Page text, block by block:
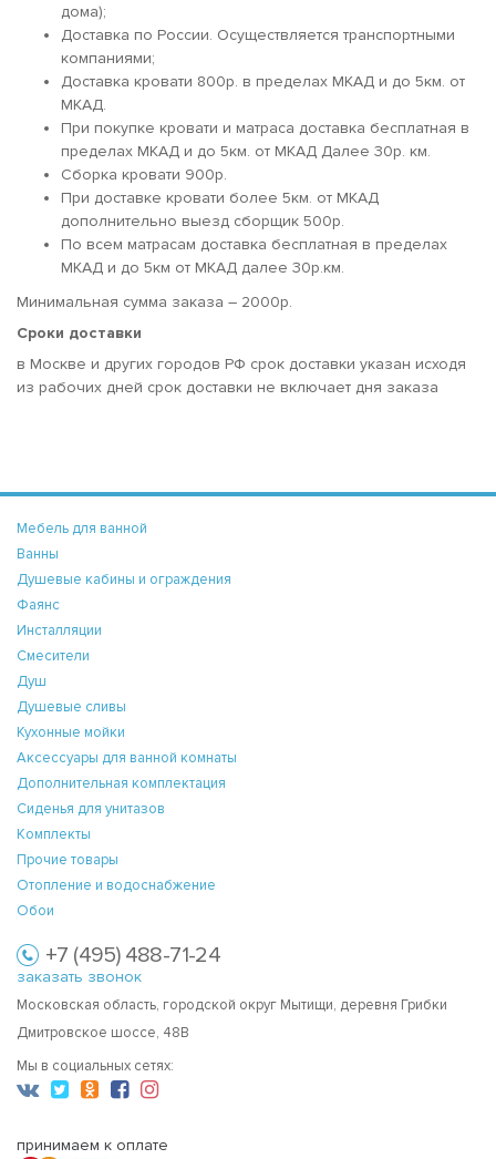
дома);
Доставка по России. Осуществляется транспортными
компаниями;
Доставка кровати 800р. в пределах МКАД и до 5км. от
МКАД.
При покупке кровати и матраса доставка бесплатная в
пределах МКАД и до 5км. от МКАД Далее 30р. км.
Сборка кровати 900р.
При доставке кровати более 5км. от МКАД
дополнительно выезд сборщик 500р.
По всем матрасам доставка бесплатная в пределах
МКАД и до 5км от МКАД далее 30р.км.
Минимальная сумма заказа – 2000р.
Сроки доставки
в Москве и других городов РФ срок доставки указан исходя
из рабочих дней срок доставки не включает дня заказа
Мебель для ванной
Ванны
Душевые кабины и ограждения
Фаянс
Инсталляции
Смесители
Душ
Душевые сливы
Кухонные мойки
Аксессуары для ванной комнаты
Дополнительная комплектация
Сиденья для унитазов
Комплекты
Прочие товары
Отопление и водоснабжение
Обои
+7 (495) 488-71-24
заказать звонок
Московская область, городской округ Мытищи, деревня Грибки
Дмитровское шоссе, 48В
Мы в социальных сетях:
принимаем к оплате